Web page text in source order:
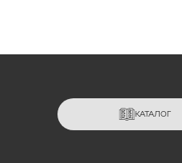
КАТАЛОГ